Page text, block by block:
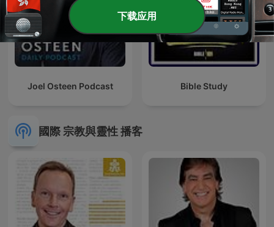
Joel Osteen Podcast Bible Study
國際 宗教與靈性 播客
下载应用